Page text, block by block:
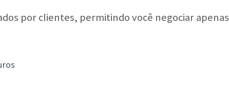
por clientes, permitindo você negociar apenas